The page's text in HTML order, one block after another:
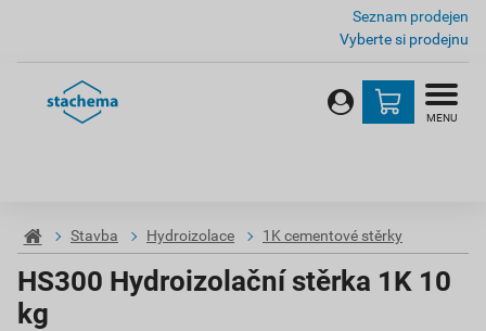
Seznam prodejen
Vyberte si prodejnu
MENU
Stavba Hydroizolace 1K cementové stěrky
HS300 Hydroizolační stěrka 1K 10
kg